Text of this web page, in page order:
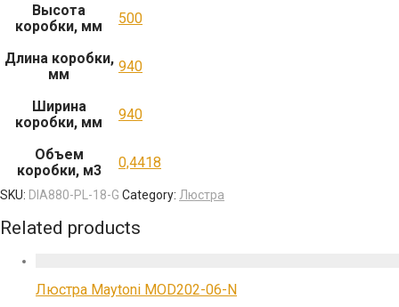
Высота
коробки, мм
500
Длина коробки,
мм
940
Ширина
коробки, мм
940
Объем
коробки, м3
0,4418
SKU: DIA880-PL-18-G Category: Люстра
Related products
Люстра Maytoni MOD202-06-N